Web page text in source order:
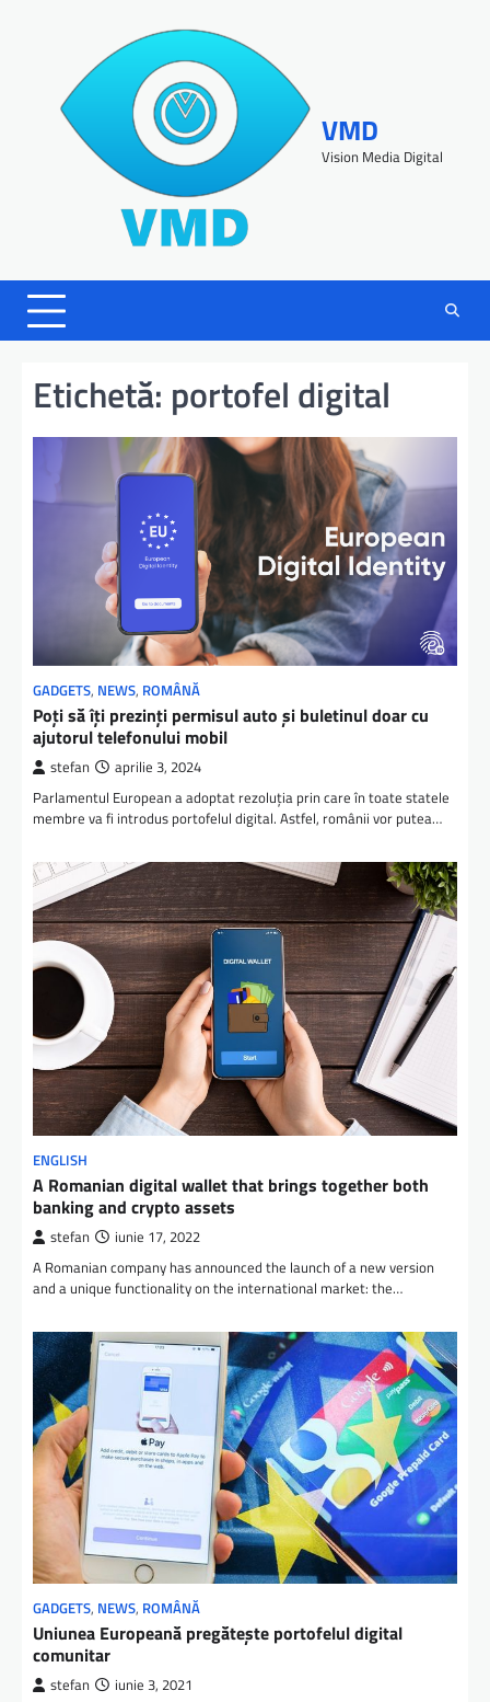
VMD
Vision Media Digital
Etichetă: portofel digital
GADGETS, NEWS, ROMÂNĂ
Poți să îți prezinți permisul auto și buletinul doar cu
ajutorul telefonului mobil
stefan aprilie 3, 2024
Parlamentul European a adoptat rezoluția prin care în toate statele
membre va fi introdus portofelul digital. Astfel, românii vor putea…
ENGLISH
A Romanian digital wallet that brings together both
banking and crypto assets
stefan iunie 17, 2022
A Romanian company has announced the launch of a new version
and a unique functionality on the international market: the…
GADGETS, NEWS, ROMÂNĂ
Uniunea Europeană pregătește portofelul digital
comunitar
stefan iunie 3, 2021